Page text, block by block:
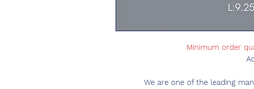
Minimum order
We are one of the leading